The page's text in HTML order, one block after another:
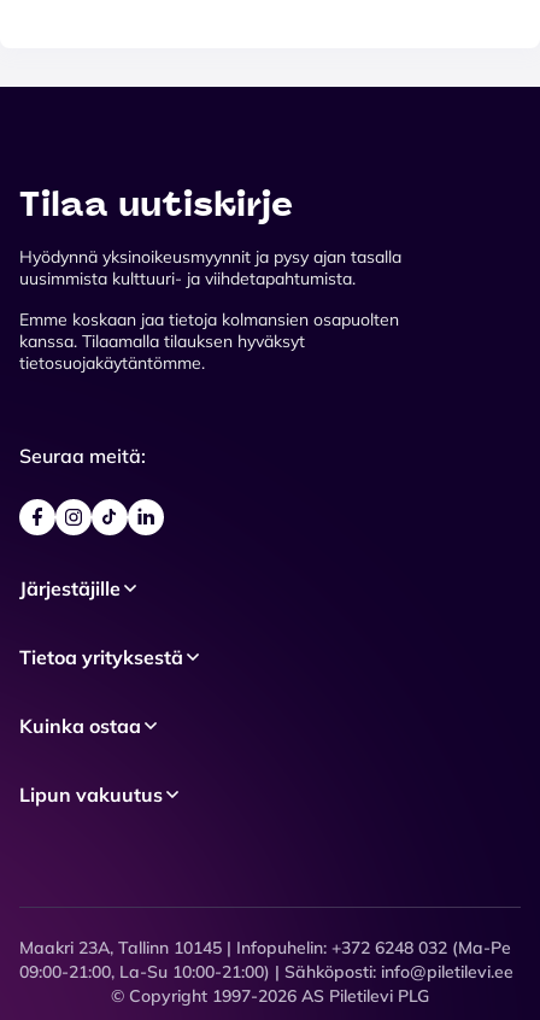
Tilaa uutiskirje
Hyödynnä yksinoikeusmyynnit ja pysy ajan tasalla
uusimmista kulttuuri- ja viihdetapahtumista.
Emme koskaan jaa tietoja kolmansien osapuolten
kanssa. Tilaamalla tilauksen hyväksyt
tietosuojakäytäntömme.
Seuraa meitä:
Järjestäjille
Tietoa yrityksestä
Kuinka ostaa
Lipun vakuutus
Maakri 23A, Tallinn 10145 | Infopuhelin: +372 6248 032 (Ma-Pe
09:00-21:00, La-Su 10:00-21:00) | Sähköposti: info@piletilevi.ee
© Copyright 1997-2026 AS Piletilevi PLG